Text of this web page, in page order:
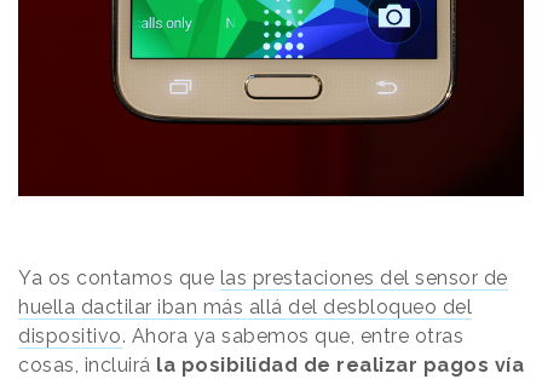
Ya os contamos que las prestaciones del sensor de
huella dactilar iban más allá del desbloqueo del
dispositivo. Ahora ya sabemos que, entre otras
cosas, incluirá la posibilidad de realizar pagos vía